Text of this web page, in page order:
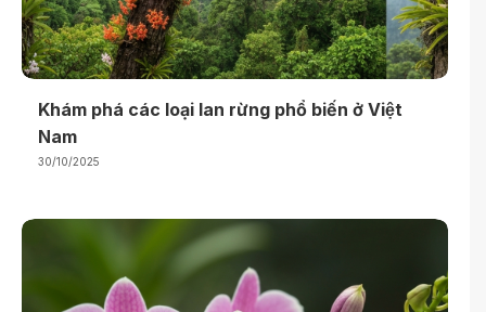
Khám phá các loại lan rừng phổ biến ở Việt
Nam
30/10/2025